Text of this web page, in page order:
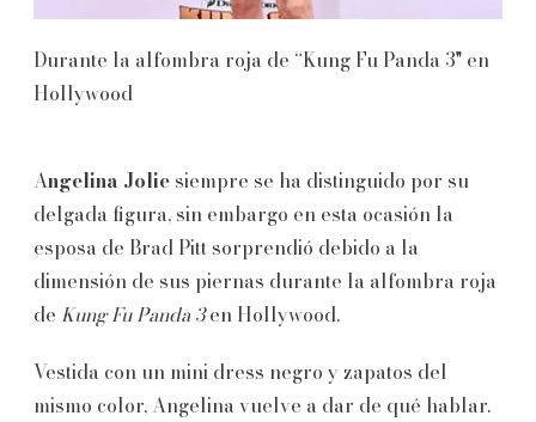
Durante la alfombra roja de “Kung Fu Panda 3" en
Hollywood
Angelina Jolie siempre se ha distinguido por su
delgada figura, sin embargo en esta ocasión la
esposa de Brad Pitt sorprendió debido a la
dimensión de sus piernas durante la alfombra roja
de Kung Fu Panda 3en Hollywood.
Vestida con un mini dress negro y zapatos del
mismo color, Angelina vuelve a dar de qué hablar.